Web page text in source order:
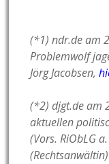
(*1) ndr.de am
Problemwolf
Jörg Jacobsen,
(*2) djgt.de am
aktuellen
(Vors. RiObLG
(Rechtsanwältin)